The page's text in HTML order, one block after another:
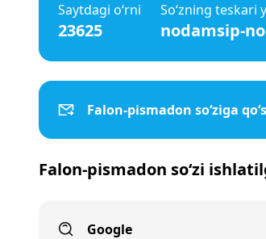
Saytdagi o‘rni
23625
So‘zning teskari
nodamsip-
Falon-pismadon so‘ziga
Falon-pismadon so‘zi
Google